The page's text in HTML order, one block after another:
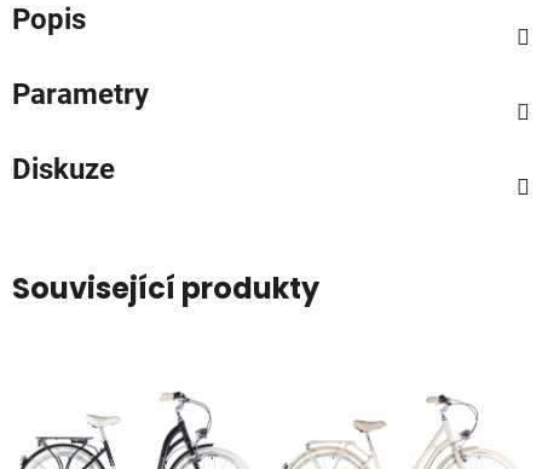
Popis
Parametry
Diskuze
Související produkty